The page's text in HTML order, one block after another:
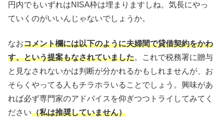
円内でもいずれはNISA枠は埋まりますしね。気長にやっ
ていくのがいいんじゃないでしょうか。
なおコメント欄には以下のように夫婦間で貸借契約をかわ
す、という提案もなされていました。これで税務署に贈与
と見なされないかは判断が分かれるかもしれませんが、お
そらくやってる人もチラホラいることでしょう。興味があ
れば必ず専門家のアドバイスを仰ぎつつトライしてみてく
ださい（私は推奨していません）